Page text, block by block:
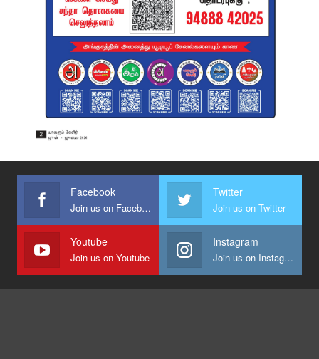
Facebook
Join us on Facebook
Twitter
Join us on Twitter
Youtube
Join us on Youtube
Instagram
Join us on Instagram